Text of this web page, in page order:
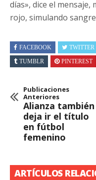
días», dice el
rojo, simulando
FACEBOOK TWITTER
TUMBLR
PINTEREST
Publicaciones
Anteriores
Alianza también
deja ir el título
en fútbol
femenino
ARTÍCULOS